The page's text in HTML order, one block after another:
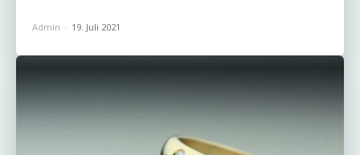
Admin - 19. Juli 2021